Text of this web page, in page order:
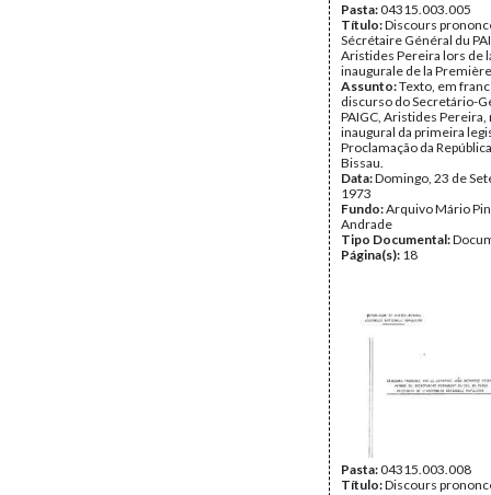
Pasta:04315.003.005
Título:Discours
Sécrétaire Général du
Aristides Pereira lors de
inaugurale de la
Assunto:Texto, em
discurso do Secretário-
PAIGC, Aristides Pereira,
inaugural da primeira
Proclamação da
Bissau.
Data:Domingo, 23 de
1973
Fundo:Arquivo Mário
Andrade
Tipo Documental:
Página(s): 18
Pasta:04315.003.008
Título:Discours